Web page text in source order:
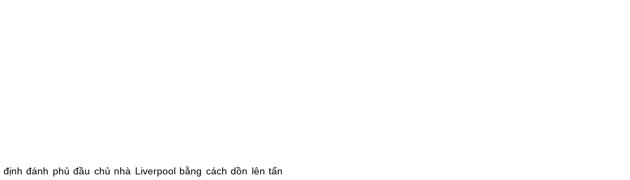
đánh phủ đầu chủ nhà Liverpool bằng cách dồn lên tấn